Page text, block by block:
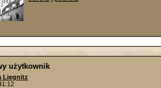
użytkownik
Liegnitz